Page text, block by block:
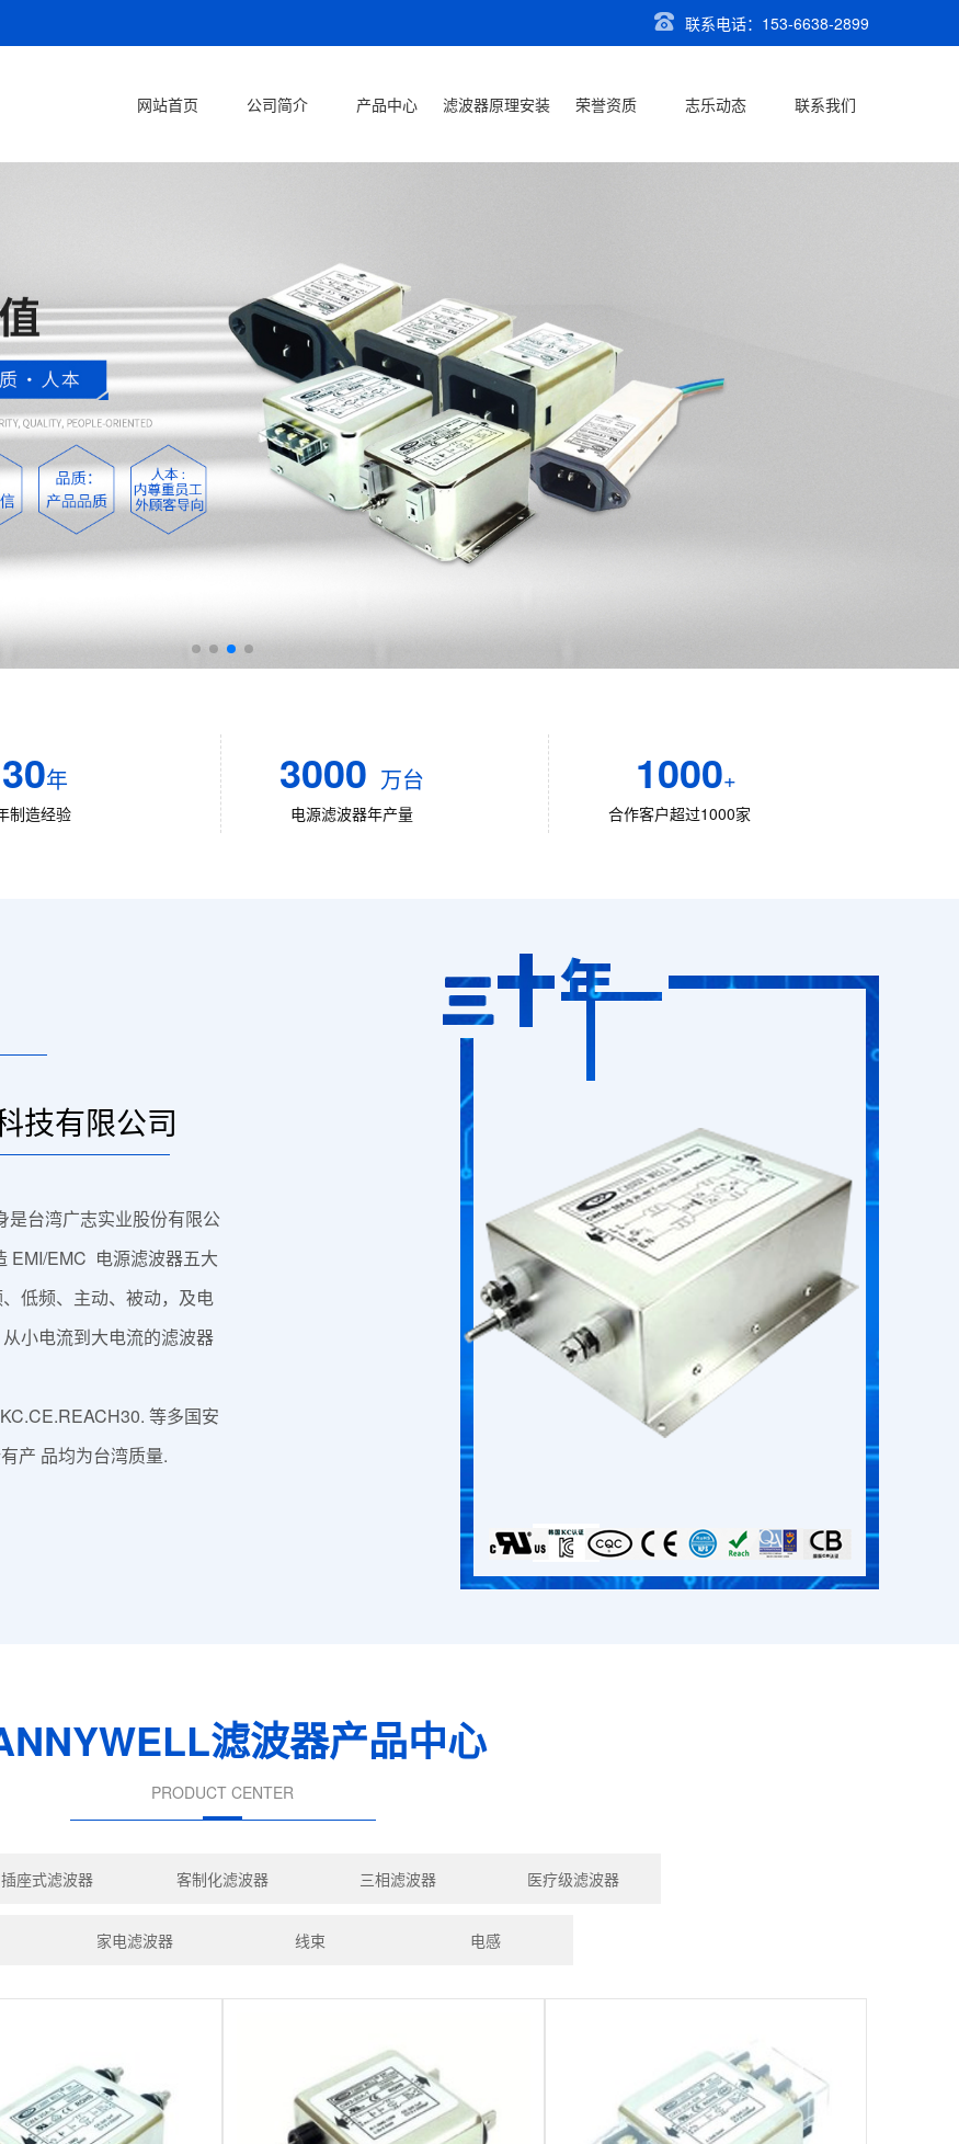
联系电话：153-6638-2899
网站首页 公司简介 产品中心 滤波器原理安装 荣誉资质 志乐动态 联系我们
30年
制造经验
3000 万台
电源滤波器年产量
1000+
合作客户超过1000家
技有限公司
台湾广志实业股份有限公
EMI/EMC 电源滤波器五大
低频、主动、被动，及电
小电流到大电流的滤波器
等多国安
产 品均为台湾质量.
滤波器产品中心
PRODUCT CENTER
插座式滤波器 客制化滤波器 三相滤波器 医疗级滤波器
家电滤波器 线束 电感